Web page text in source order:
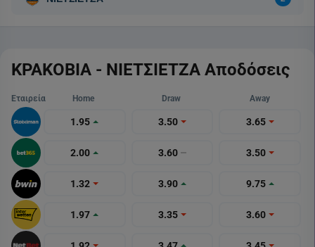
ΚΡΑΚΟΒΙΑ - ΝΙΕΤΣΙΕΤΖΑ Αποδόσεις
Εταιρεία Home Draw Away
1.95 3.50 3.65
2.00 3.60 3.50
1.32 3.90 9.75
1.97 3.35 3.60